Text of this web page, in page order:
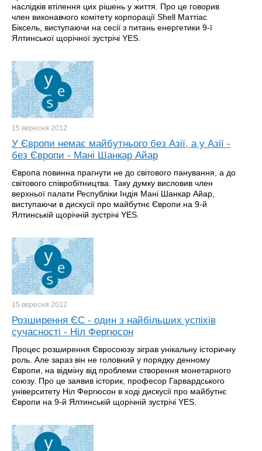
наслідків втілення цих рішень у життя. Про це говорив
член виконавчого комітету корпорації Shell Маттіас
Біксель, виступаючи на сесії з питань енергетики 9-ї
Ялтинської щорічної зустрічі YES.
15 вересня 2012
У Європи немає майбутнього без Азії, а у Азії -
без Європи - Мані Шанкар Айар
Європа повинна прагнути не до світового панування, а до
світового співробітництва. Таку думку висловив член
верхньої палати Республіки Індія Мані Шанкар Айар,
виступаючи в дискусії про майбутнє Європи на 9-й
Ялтинській щорічній зустрічі YES.
15 вересня 2012
Розширення ЄС - один з найбільших успіхів
сучасності - Ніл Фергюсон
Процес розширення Євросоюзу зіграв унікальну історичну
роль. Але зараз він не головний у порядку денному
Європи, на відміну від проблеми створення монетарного
союзу. Про це заявив історик, професор Гарвардського
університету Ніл Фергюсон в ході дискусії про майбутнє
Європи на 9-й Ялтинській щорічній зустрічі YES.